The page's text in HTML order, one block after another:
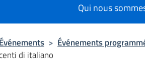
Qui nous
Événements > Événements
di italiano